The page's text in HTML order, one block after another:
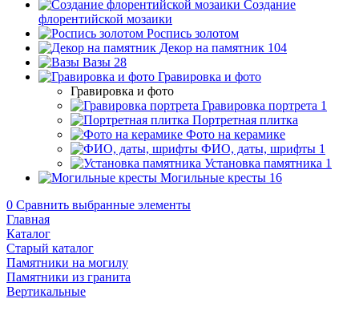
Создание
флорентийской мозаики
Роспись золотом
Декор на памятник 104
Вазы 28
Гравировка и фото
Гравировка и фото
Гравировка портрета 1
Портретная плитка
Фото на керамике
ФИО, даты, шрифты 1
Установка памятника 1
Могильные кресты 16
0 Сравнить выбранные элементы
Главная
Каталог
Старый каталог
Памятники на могилу
Памятники из гранита
Вертикальные